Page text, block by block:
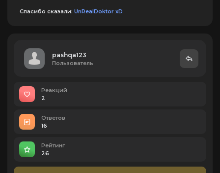
Спасибо сказали: UnRealDoktor xD
pashqa123
Пользователь
Реакций
2
Ответов
16
Рейтинг
26